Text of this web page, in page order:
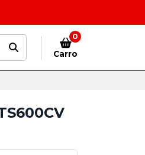
0
Carro